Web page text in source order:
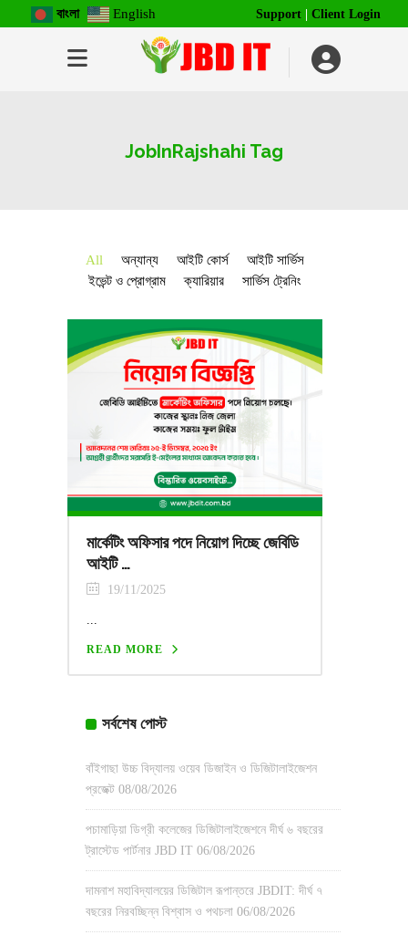
বাংলা English Support Client Login
JobInRajshahi Tag
All অন্যান্য আইটি কোর্স
আইটি সার্ভিস
ইভেন্ট ও প্রোগ্রাম
ক্যারিয়ার সার্ভিস ট্রেনিং
মার্কেটিং অফিসার পদে নিয়োগ দিচ্ছে জেবিডি
আইটি …
19/11/2025
...
READ MORE
সর্বশেষ পোস্ট
বাঁইগাছা উচ্চ বিদ্যালয় ওয়েব ডিজাইন ও ডিজিটালাইজেশন
প্রজেক্ট 08/08/2026
পচামাড়িয়া ডিগ্রী কলেজের ডিজিটালাইজেশনে দীর্ঘ ৬ বছরের
ট্রাস্টেড পার্টনার JBD IT 06/08/2026
দামনাশ মহাবিদ্যালয়ের ডিজিটাল রূপান্তরে JBDIT: দীর্ঘ ৭
বছরের নিরবচ্ছিন্ন বিশ্বাস ও পথচলা 06/08/2026